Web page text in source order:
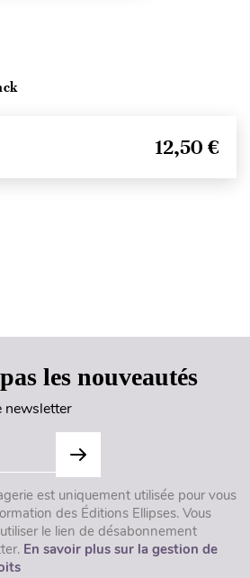
12,50 €
les nouveautés
newsletter
est uniquement utilisée pour vous
des Éditions Ellipses. Vous
le lien de désabonnement
En savoir plus sur la gestion de